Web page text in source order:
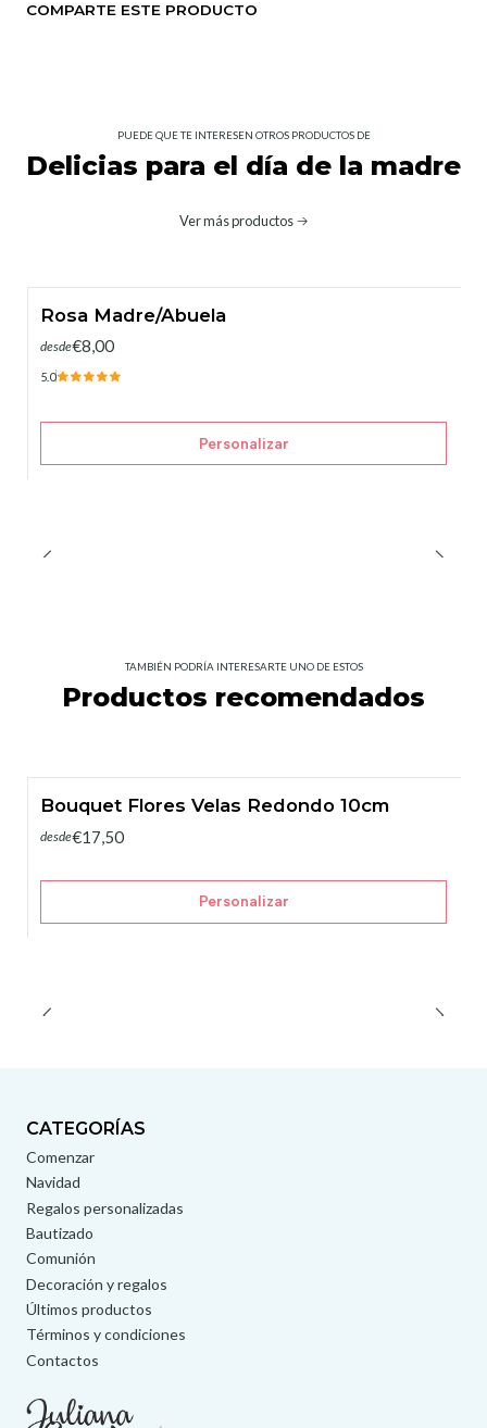
COMPARTE ESTE PRODUCTO
PUEDE QUE TE INTERESEN OTROS PRODUCTOS DE
Delicias para el día de la madre
Ver más productos
Rosa Madre/Abuela
desde€8,00
5.0
Personalizar
TAMBIÉN PODRÍA INTERESARTE UNO DE ESTOS
Productos recomendados
Bouquet Flores Velas Redondo 10cm
desde€17,50
Personalizar
CATEGORÍAS
Comenzar
Navidad
Regalos personalizadas
Bautizado
Comunión
Decoración y regalos
Últimos productos
Términos y condiciones
Contactos